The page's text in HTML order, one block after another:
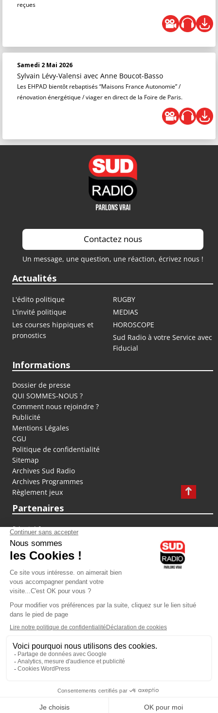
reçues
Samedi 2 Mai 2026
Sylvain Lévy-Valensi avec Anne Boucot-Basso
Les EHPAD bientôt rebaptisés “Maisons France Autonomie” /
rénovation énergétique / viager en direct de la Foire de Paris.
Contactez nous
Un message, une question, une réaction, écrivez nous !
Actualités
L'édito politique
RUGBY
L'invité politique
MEDIAS
Les courses hippiques et
pronostics
HOROSCOPE
Sud Radio à votre Service avec
Fiducial
Informations
Dossier de presse
QUI SOMMES-NOUS ?
Comment nous rejoindre ?
Publicité
Mentions Légales
CGU
Politique de confidentialité
Sitemap
Archives Sud Radio
Archives Programmes
Règlement jeux
Partenaires
fiducial.fr
lyoncapitale.fr
olympique-et-lyonnais.com
L'application Iphone / Android
Téléchargez l'application
Les cookies
Gestion des cookies
Crédit photos : ©Sud Radio / Pierre Olivier
Nathalie Schraen-Guirma
C'est ça la France
Gérard Collard et Valérie Expert
Les coups de coeur des libraires